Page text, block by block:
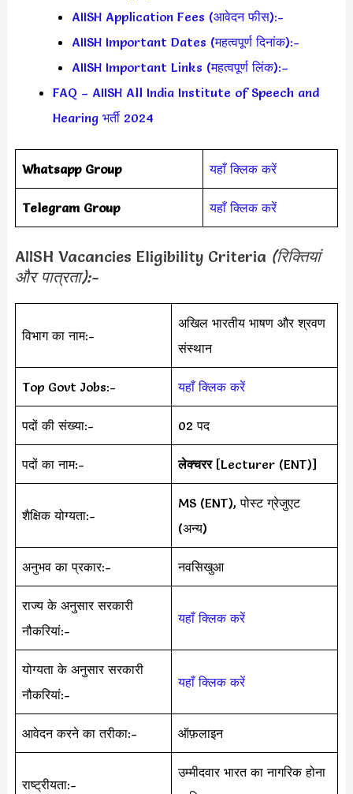
AIISH Application Fees (आवेदन फीस):-
AIISH Important Dates (महत्वपूर्ण दिनांक):-
AIISH Important Links (महत्वपूर्ण लिंक):–
FAQ – AIISH All India Institute of Speech and
Hearing भर्ती 2024
Whatsapp Group यहाँ क्लिक करें
Telegram Group यहाँ क्लिक करें
AIISH Vacancies Eligibility Criteria (रिक्तियां
और पात्रता):-
विभाग का नाम:-
अखिल भारतीय भाषण और श्रवण
संस्थान
Top Govt Jobs:- यहाँ क्लिक करें
पदों की संख्या:- 02 पद
पदों का नाम:- लेक्चरर[Lecturer (ENT)]
शैक्षिक योग्यता:-
MS (ENT), पोस्ट ग्रेजुएट
(अन्य)
अनुभव का प्रकार:- नवसिखुआ
राज्य के अनुसार सरकारी
नौकरियां:-
यहाँ क्लिक करें
योग्यता के अनुसार सरकारी
नौकरियां:-
यहाँ क्लिक करें
आवेदन करने का तरीका:- ऑफ़लाइन
राष्ट्रीयता:-
उम्मीदवार भारत का नागरिक होना